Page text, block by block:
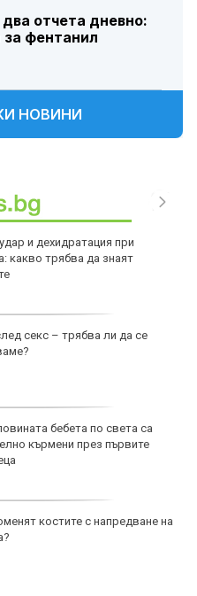
отчета дневно:
фентанил
НОВИНИ
и дехидратация при
какво трябва да знаят
секс – трябва ли да се
бебета по света са
кърмени през първите
костите с напредване на